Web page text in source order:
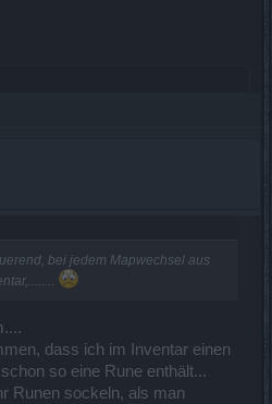
bei jedem Mapwechsel aus
dass ich im Inventar einen
so eine Rune enthält...
Runen sockeln, als man